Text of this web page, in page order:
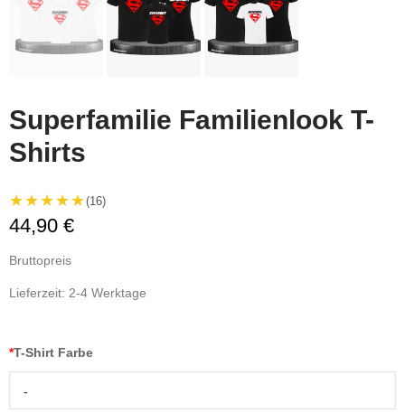
Superfamilie Familienlook T-
Shirts
★★★★★(16)
44,90 €
Bruttopreis
Lieferzeit: 2-4 Werktage
*T-Shirt Farbe
-